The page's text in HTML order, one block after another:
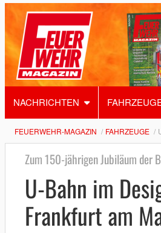
NACHRICHTEN
FEUERWEHR-MAGAZIN FAHRZEUGE
Zum 150-jährigen Jubiläum der
U-Bahn im
Frankfurt am